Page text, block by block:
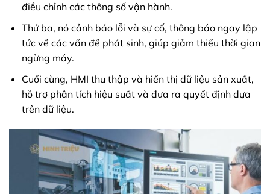
điều chỉnh các thông số vận hành.
Thứ ba, nó cảnh báo lỗi và sự cố, thông báo ngay lập
tức về các vấn đề phát sinh, giúp giảm thiểu thời gian
ngừng máy.
Cuối cùng, HMI thu thập và hiển thị dữ liệu sản xuất,
hỗ trợ phân tích hiệu suất và đưa ra quyết định dựa
trên dữ liệu.